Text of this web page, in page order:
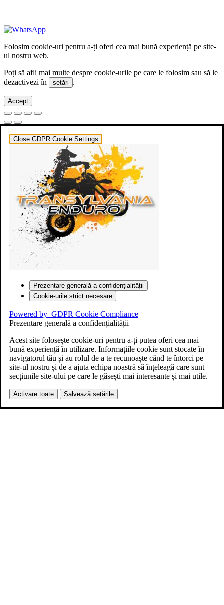
Folosim cookie-uri pentru a-ți oferi cea mai bună experiență pe site-
ul nostru web.
Poți să afli mai multe despre cookie-urile pe care le folosim sau să le
dezactivezi în
setări .
Accept
Close GDPR Cookie Settings
Prezentare generală a confidențialității
Cookie-urile strict necesare
Powered by GDPR Cookie Compliance
Prezentare generală a confidențialității
Acest site folosește cookie-uri pentru a-ți putea oferi cea mai
bună experiență în utilizare. Informațiile cookie sunt stocate în
navigatorul tău și au rolul de a te recunoaște când te întorci pe
site-ul nostru și de a ajuta echipa noastră să înțeleagă care sunt
secțiunile site-ului pe care le găsești mai interesante și mai utile.
Activare toate Salvează setările